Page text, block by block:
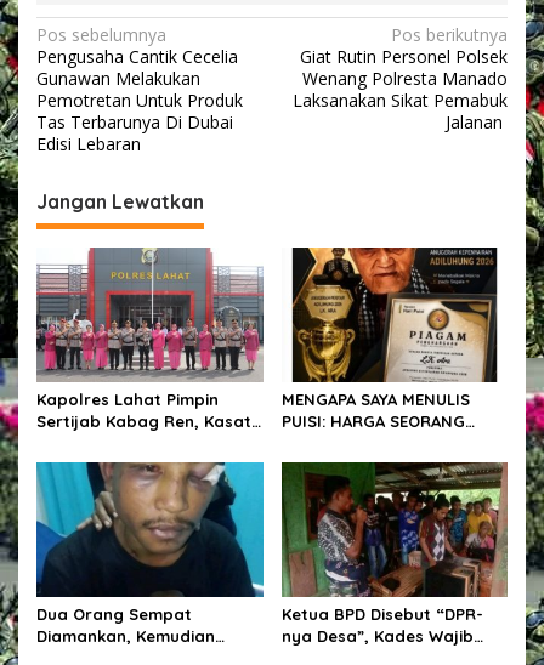
P
l
s
i
r
k
a
n
P
a
r
l
i
S
i
a
N
a
v
i
a
i
p
o
s
Pos sebelumnya
Pengusaha Cantik Cecelia
Gunawan Melakukan
Pemotretan Untuk Produk
Tas Terbarunya Di Dubai
Edisi Lebaran
Pos berikutnya
Giat Rutin Personel Polsek
Wenang Polresta Manado
Laksanakan Sikat Pemabuk
Jalanan
Jangan Lewatkan
Kapolres Lahat Pimpin
Sertijab Kabag Ren, Kasat
Lahat dan Kapolsek Kikim
Barat
MENGAPA SAYA MENULIS
PUISI: HARGA SEORANG
Dua Orang Sempat
Diamankan, Kemudian
Ketua BPD Disebut “DPR-
nya Desa”, Kades Wajib